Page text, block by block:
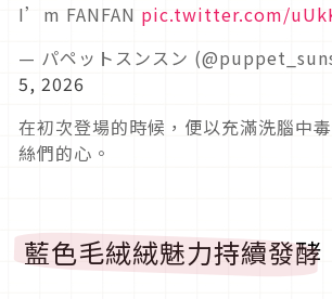
I’m FANFAN pic.twitter.com/
— パペットスンスン
5, 2026
在初次登場的時候，便以充滿洗腦中
絲們的心。
藍色毛絨絨魅力持續發酵